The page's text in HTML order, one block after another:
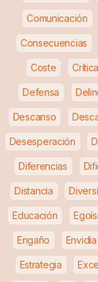
Comunicación
Consecuencias
Coste Crítica
Defensa
Descanso
Desesperación
Diferencias
Distancia
Educación
Engaño Envidia
Estrategia